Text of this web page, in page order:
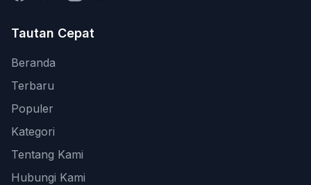
Tautan Cepat
Beranda
Terbaru
Populer
Kategori
Tentang Kami
Hubungi Kami